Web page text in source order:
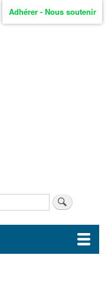
Adhérer - Nous soutenir